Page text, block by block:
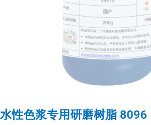
水性色浆专用研磨树脂 8096